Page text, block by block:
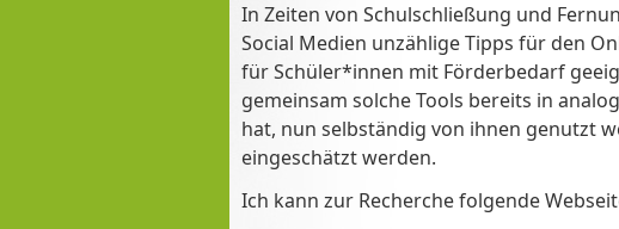
In Zeiten von Schulschließung und
Social Medien unzählige Tipps für den
für Schüler*innen mit Förderbedarf
gemeinsam solche Tools bereits in
hat, nun selbständig von ihnen genutzt
eingeschätzt werden.
Ich kann zur Recherche folgende